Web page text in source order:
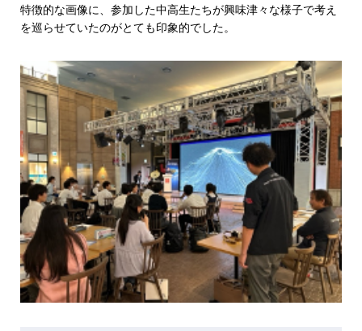
特徴的な画像に、参加した中高生たちが興味津々な様子で考え
を巡らせていたのがとても印象的でした。